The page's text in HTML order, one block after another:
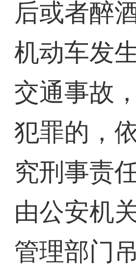
后或者醉
机动车发
交通事故
犯罪的，
究刑事责
由公安机
管理部门